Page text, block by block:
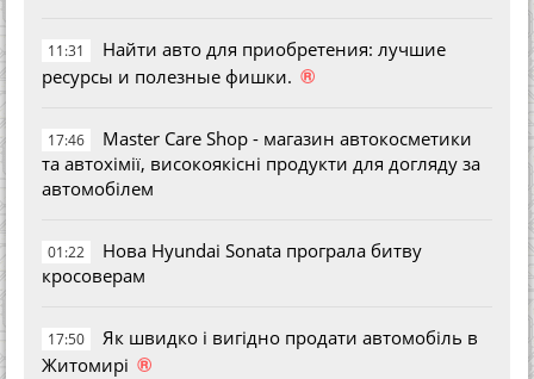
11:31
Найти авто для приобретения: лучшие
ресурсы и полезные фишки. ®
17:46
Master Care Shop - магазин автокосметики
та автохімії, високоякісні продукти для догляду за
автомобілем
01:22
Нова Hyundai Sonata програла битву
кросоверам
17:50
Як швидко і вигідно продати автомобіль в
Житомирі ®